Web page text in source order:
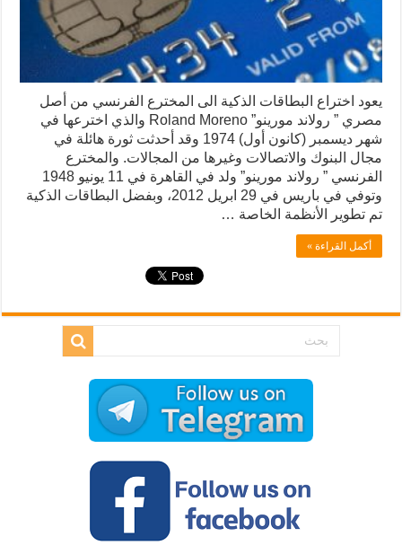
يعود اختراع البطاقات الذكية الى المخترع الفرنسي من أصل
مصري ” رولاند مورينو” Roland Moreno والذي اخترعها في
شهر ديسمبر (كانون أول) 1974 وقد أحدثت ثورة هائلة في
مجال البنوك والاتصالات وغيرها من المجالات. والمخترع
الفرنسي ” رولاند مورينو” ولد في القاهرة في 11 يونيو 1948
وتوفي في باريس في 29 ابريل 2012، وبفضل البطاقات الذكية
تم تطوير الأنظمة الخاصة …
أكمل القراءة »